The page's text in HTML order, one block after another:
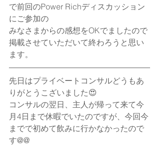
で前回のPower Richディスカッション
にご参加の
みなさまからの感想をOKでましたので
掲載させていただいて終わろうと思い
ます。
先日はプライベートコンサルどうもあ
りがとうこざいました😍
コンサルの翌日、主人が帰って来て今
月4日まで休暇でいたのですが、今回今
までで初めて飲みに行かなかったので
す@@